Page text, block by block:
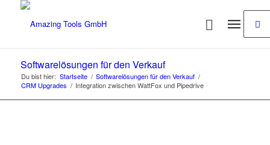
Softwarelösungen für den Verkauf
Du bist hier: Startseite / Softwarelösungen für den Verkauf /
CRM Upgrades / Integration zwischen WattFox und Pipedrive